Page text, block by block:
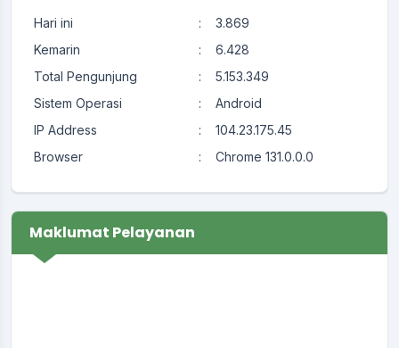
Hari ini :
3.869
Kemarin
:
6.428
Total Pengunjung
:
5.153.349
Sistem Operasi
:
Android
IP Address
:
104.23.175.45
Browser
: Chrome 131.0.0.0
Maklumat Pelayanan